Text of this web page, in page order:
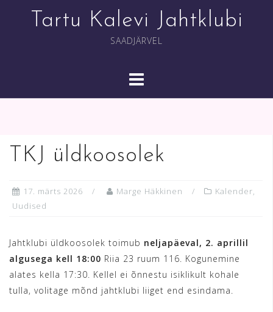
Tartu Kalevi Jahtklubi
SAADJÄRVEL
TKJ üldkoosolek
17. märts 2026 Marge Häkkinen Kalender,
Uudised
Jahtklubi üldkoosolek toimub neljapäeval, 2. aprillil
algusega kell 18:00 Riia 23 ruum 116. Kogunemine
alates kella 17:30. Kellel ei õnnestu isiklikult kohale
tulla, volitage mõnd jahtklubi liiget end esindama.